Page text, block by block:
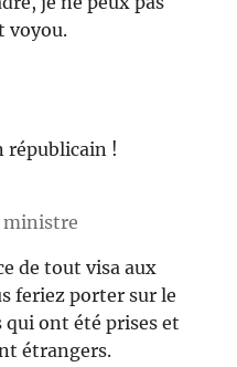
voyou.
républicain !
ministre
de tout visa aux
feriez porter sur le
qui ont été prises et
étrangers.